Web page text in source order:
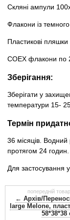
Скляні ампули
Флакони із
Пластикові
СОЕХ флакони по
Зберігання:
Зберігати у
температури 15-
Термін
36 місяців. Водний
протягом 24 годин.
Для застосування
попередній
← Архів/
large Melone,
58*38*38